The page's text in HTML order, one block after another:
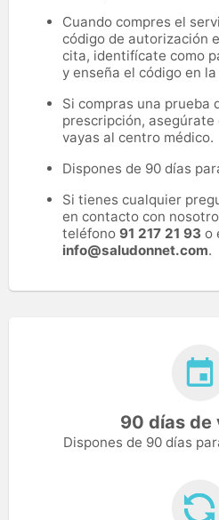
Cuando compres el
código de autorización
cita, identifícate como
y enseña el código en
Si compras una prueba
prescripción,
vayas al centro médico.
Dispones de 90 días
Si tienes cualquier
en contacto con
teléfono 91 217 21 93 o
info@saludonnet.com.
90 días de
Dispones de 90 días